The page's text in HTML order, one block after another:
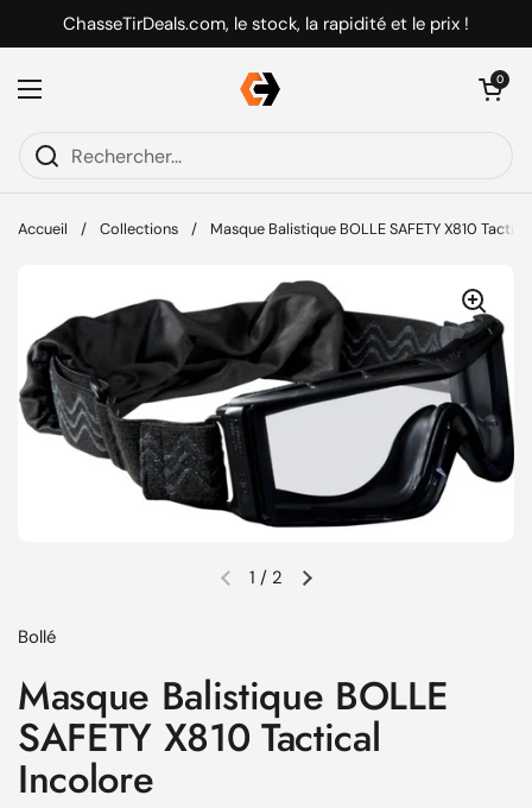
Passer au contenu
ChasseTirDeals.com, le stock, la rapidité et le prix !
Ouvrir le menu
Ouvrir le
0
Accueil / Collections / Masque Balistique BOLLE SAFETY X810
Diapositive précédente
Diapositive suivante
1 / 2
Bollé
Masque Balistique BOLLE
SAFETY X810 Tactical
Incolore